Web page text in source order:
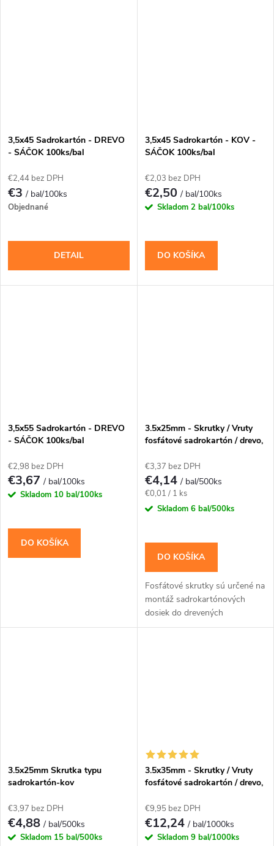
3,5x45 Sadrokartón - DREVO
- SÁČOK 100ks/bal
€2,44 bez DPH
€3/ bal/100ks
Objednané
DETAIL
3,5x45 Sadrokartón - KOV -
SÁČOK 100ks/bal
€2,03 bez DPH
€2,50/ bal/100ks
Skladom 2 bal/100ks
DO KOŠÍKA
3,5x55 Sadrokartón - DREVO
- SÁČOK 100ks/bal
€2,98 bez DPH
€3,67/ bal/100ks
Skladom 10 bal/100ks
DO KOŠÍKA
3.5x25mm - Skrutky / Vruty
fosfátové sadrokartón / drevo,
€3,37 bez DPH
€4,14/ bal/500ks
Jednotková
cena:
€0,01 / 1 ks
Skladom 6 bal/500ks
DO KOŠÍKA
Fosfátové skrutky sú určené na
montáž sadrokartónových
dosiek do drevených
konštrukcií.
3.5x25mm Skrutka typu
sadrokartón-kov
€3,97 bez DPH
€4,88/ bal/500ks
Skladom 15 bal/500ks
3.5x35mm - Skrutky / Vruty
fosfátové sadrokartón / drevo,
€9,95 bez DPH
€12,24/ bal/1000ks
Skladom 9 bal/1000ks